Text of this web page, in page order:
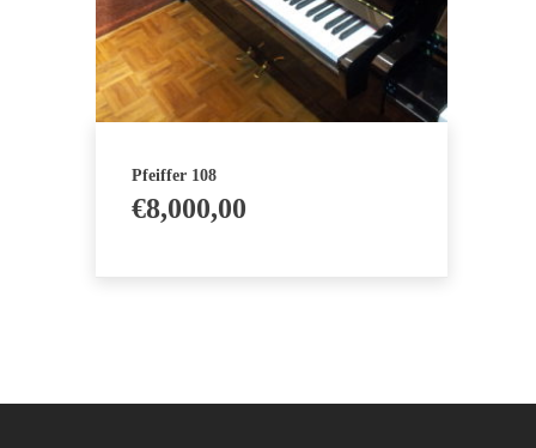
Pfeiffer 108
€8,000,00